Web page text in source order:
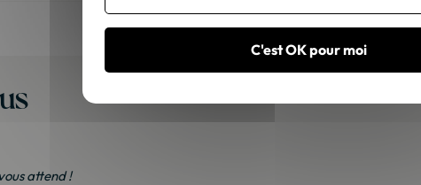
attend !
C'est OK pour moi